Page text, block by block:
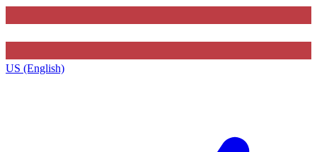
US (English)